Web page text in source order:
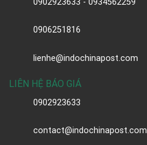
0906251816
lienhe@indochinapost.com
LIÊN HỆ BÁO GIÁ
0902923633
contact@indochinapost.com